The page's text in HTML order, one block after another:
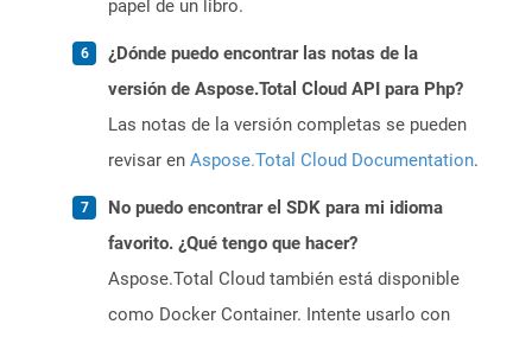
papel de un libro.
¿Dónde puedo encontrar las notas de la
versión de Aspose.Total Cloud API para Php?
Las notas de la versión completas se pueden
revisar en Aspose.Total Cloud Documentation.
No puedo encontrar el SDK para mi idioma
favorito. ¿Qué tengo que hacer?
Aspose.Total Cloud también está disponible
como Docker Container. Intente usarlo con